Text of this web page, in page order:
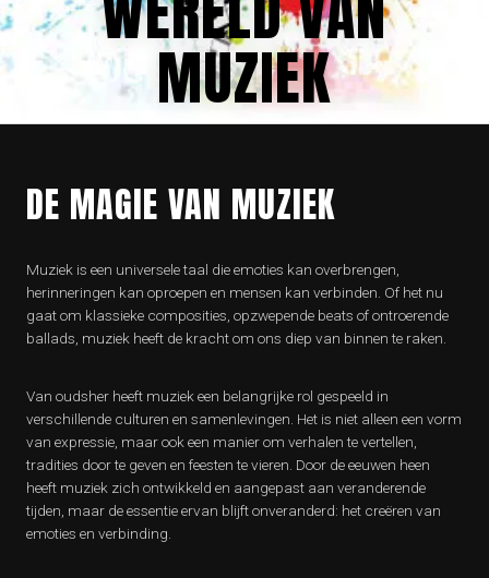
MUZIEK
DE MAGIE VAN MUZIEK
Muziek is een universele taal die emoties kan overbrengen,
herinneringen kan oproepen en mensen kan verbinden. Of het nu
gaat om klassieke composities, opzwepende beats of ontroerende
ballads, muziek heeft de kracht om ons diep van binnen te raken.
Van oudsher heeft muziek een belangrijke rol gespeeld in
verschillende culturen en samenlevingen. Het is niet alleen een vorm
van expressie, maar ook een manier om verhalen te vertellen,
tradities door te geven en feesten te vieren. Door de eeuwen heen
heeft muziek zich ontwikkeld en aangepast aan veranderende
tijden, maar de essentie ervan blijft onveranderd: het creëren van
emoties en verbinding.